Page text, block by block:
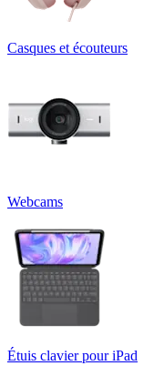
Casques et écouteurs
Webcams
Étuis clavier pour iPad